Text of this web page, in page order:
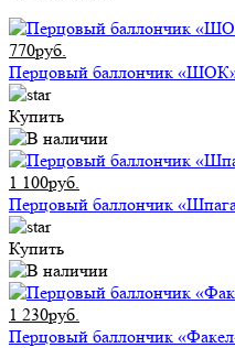
770руб.
Перцовый баллончик
Купить
1 100руб.
Перцовый баллончик
Купить
1 230руб.
Перцовый баллончик